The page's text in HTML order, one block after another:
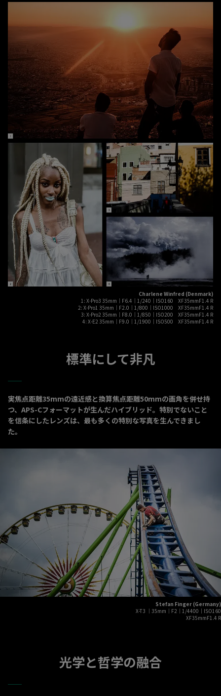
Charlene Winfred (Denmark)
1: X-Pro3 35mm｜F6.4｜1/240｜ISO160 XF35mmF1.4 R
2: X-Pro1 35mm｜F2.0｜1/800｜ISO1000 XF35mmF1.4 R
3: X-Pro2 35mm｜F8.0｜1/850｜ISO200 XF35mmF1.4 R
4: X-E2 35mm｜F9.0｜1/1900｜ISO500 XF35mmF1.4 R
標準にして非凡
実焦点距離35mmの遠近感と換算焦点距離50mmの画角を併せ持
つ、APS-Cフォーマットが生んだハイブリッド。特別でないこと
を信条にしたレンズは、最も多くの特別な写真を生んできまし
た。
Stefan Finger (Germany)
X-T3 ｜35mm｜F2｜1/4400｜ISO160
XF35mmF1.4 R
光学と哲学の融合